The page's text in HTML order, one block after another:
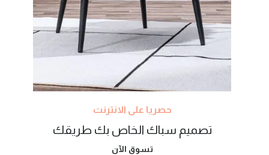
حصريا على الانترنت
تصميم سباك الخاص بك طريقك
تسوق الآن